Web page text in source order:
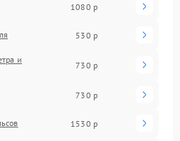
1080 р
530 р
и
730 р
730 р
1530 р